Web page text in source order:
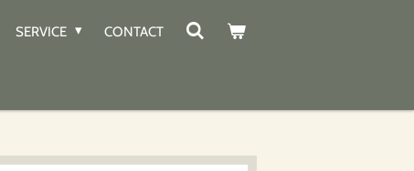
SERVICE CONTACT